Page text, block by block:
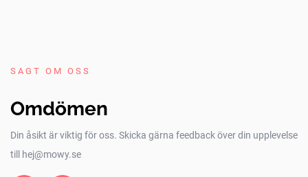
SAGT OM OSS
Omdömen
Din åsikt är viktig för oss. Skicka gärna feedback över din upplevelse
till hej@mowy.se